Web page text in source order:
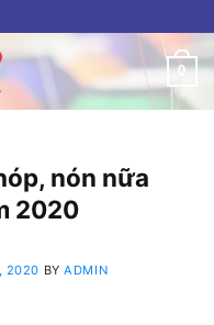
0
nón nữa
2020
2020 BYADMIN